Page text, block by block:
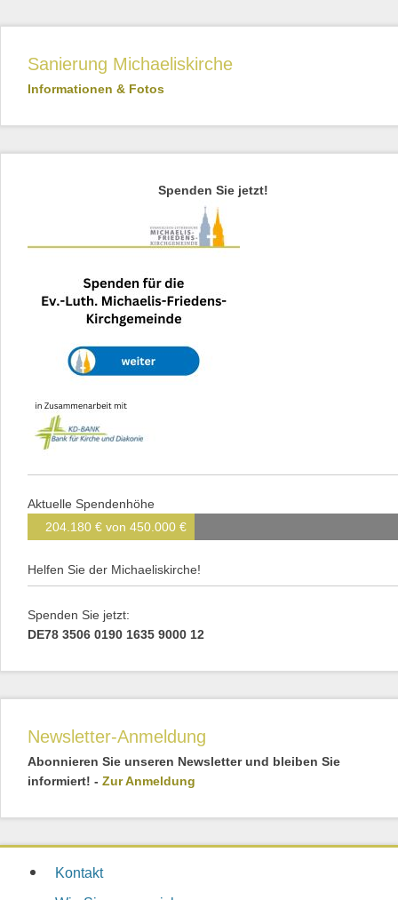
Sanierung Michaeliskirche
Informationen & Fotos
Spenden Sie jetzt!
Aktuelle Spendenhöhe
204.180 € von 450.000 €
Helfen Sie der Michaeliskirche!
Spenden Sie jetzt:
DE78 3506 0190 1635 9000 12
Newsletter-Anmeldung
Abonnieren Sie unseren Newsletter und bleiben Sie
informiert! - Zur Anmeldung
Kontakt